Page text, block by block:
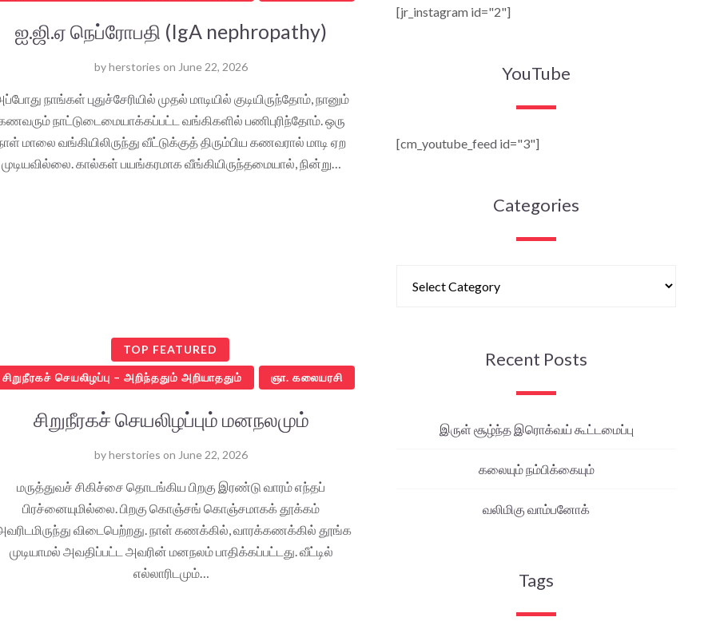
ஐ.ஜி.ஏ நெப்ரோபதி (IgA nephropathy)
byherstories on June 22, 2026
நாங்கள் புதுச்சேரியில் முதல் மாடியில் குடியிருந்தோம், நானும்
நாட்டுடைமையாக்கப்பட்ட வங்கிகளில் பணிபுரிந்தோம். ஒரு
மாலை வங்கியிலிருந்து வீட்டுக்குத் திரும்பிய கணவரால் மாடி ஏற
முடியவில்லை. கால்கள் பயங்கரமாக வீங்கியிருந்தமையால், நின்று…
TOP FEATURED
சிறுநீரகச் செயலிழப்பு – அறிந்ததும் அறியாததும் ஞா. கலையரசி
சிறுநீரகச் செயலிழப்பும் மனநலமும்
byherstories on June 22, 2026
மருத்துவச் சிகிச்சை தொடங்கிய பிறகு இரண்டு வாரம் எந்தப்
பிரச்னையுமில்லை. பிறகு கொஞ்சங் கொஞ்சமாகக் தூக்கம்
விடைபெற்றது. நாள் கணக்கில், வாரக்கணக்கில் தூங்க
முடியாமல் அவதிப்பட்ட அவரின் மனநலம் பாதிக்கப்பட்டது. வீட்டில்
எல்லாரிடமும்…
[jr_instagram id="2"]
YouTube
[cm_youtube_feed id="3"]
Categories
Recent Posts
இருள் சூழ்ந்த இரொக்வய் கூட்டமைப்பு
கலையும் நம்பிக்கையும்
வலிமிகு வாம்பனோக்
Tags